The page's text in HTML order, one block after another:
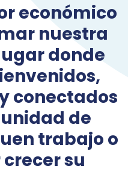
económico
nuestra
donde
conectados
de
trabajo o
su